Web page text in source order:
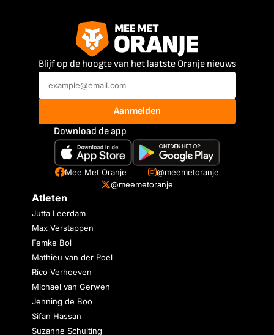
Blijf op de hoogte van het laatste Oranje nieuws
Aanmelden
Download de app
Mee Met Oranje
@meemetoranje
@meemetoranje
Atleten
Jutta Leerdam
Max Verstappen
Femke Bol
Mathieu van der Poel
Rico Verhoeven
Michael van Gerwen
Jenning de Boo
Sifan Hassan
Suzanne Schulting